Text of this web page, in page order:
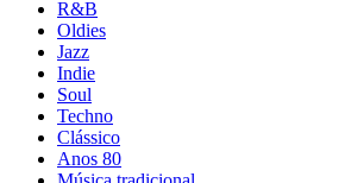
R&B
Oldies
Jazz
Indie
Soul
Techno
Clássico
Anos 80